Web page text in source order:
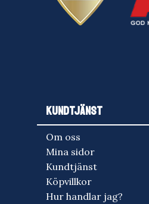
KUNDTJÄNST
Om oss
Mina sidor
Kundtjänst
Köpvillkor
Hur handlar jag?